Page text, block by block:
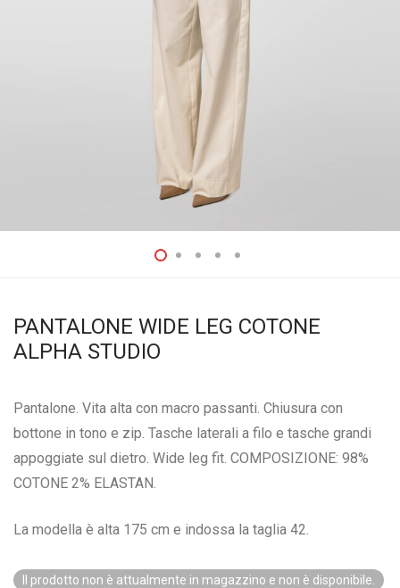
PANTALONE WIDE LEG COTONE
ALPHA STUDIO
Pantalone. Vita alta con macro passanti. Chiusura con
bottone in tono e zip. Tasche laterali a filo e tasche grandi
appoggiate sul dietro. Wide leg fit. COMPOSIZIONE: 98%
COTONE 2% ELASTAN.
La modella è alta 175 cm e indossa la taglia 42.
Il prodotto non è attualmente in magazzino e non è disponibile.